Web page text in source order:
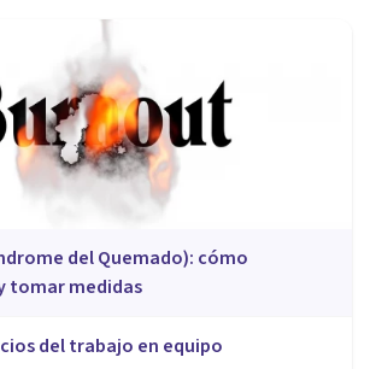
del Quemado): cómo
tomar medidas
del trabajo en equipo